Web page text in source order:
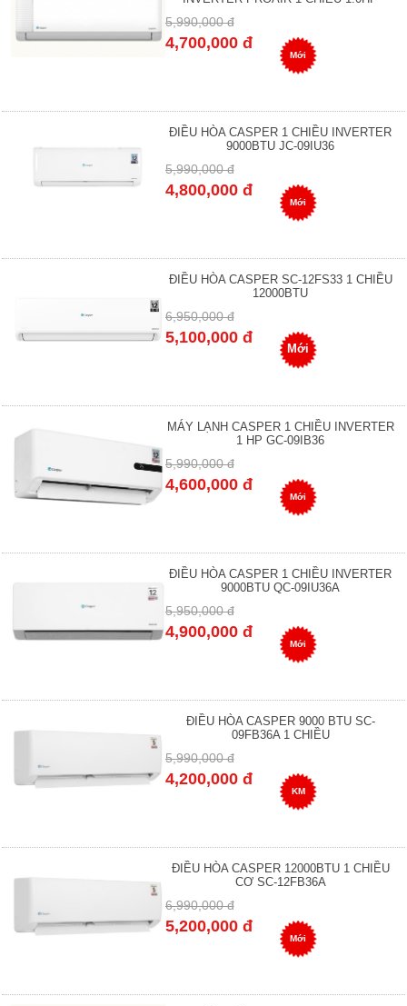
5,990,000 đ
4,700,000 đ
Mới
ĐIỀU HÒA CASPER 1 CHIỀU INVERTER
9000BTU JC-09IU36
5,990,000 đ
4,800,000 đ
Mới
ĐIỀU HÒA CASPER SC-12FS33 1 CHIỀU
12000BTU
6,950,000 đ
5,100,000 đ
Mới
MÁY LẠNH CASPER 1 CHIỀU INVERTER
1 HP GC-09IB36
5,990,000 đ
4,600,000 đ
Mới
ĐIỀU HÒA CASPER 1 CHIỀU INVERTER
9000BTU QC-09IU36A
5,950,000 đ
4,900,000 đ
Mới
ĐIỀU HÒA CASPER 9000 BTU SC-
09FB36A 1 CHIỀU
5,990,000 đ
4,200,000 đ
KM
ĐIỀU HÒA CASPER 12000BTU 1 CHIỀU
CƠ SC-12FB36A
6,990,000 đ
5,200,000 đ
Mới